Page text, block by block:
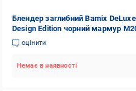
Блендер заглибний Bamix DeLuxe
Design Edition чорний мармур
оцінити
Немає в наявності